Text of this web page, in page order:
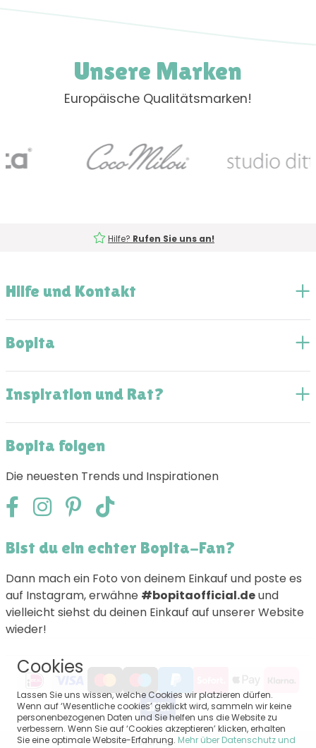
Unsere Marken
Europäische Qualitätsmarken!
Hilfe? Rufen Sie uns an!
Hilfe und Kontakt
Bopita
Inspiration und Rat?
Bopita folgen
Die neuesten Trends und Inspirationen
Bist du ein echter Bopita-Fan?
Dann mach ein Foto von deinem Einkauf und poste es
auf Instagram, erwähne #bopitaofficial.deund
vielleicht siehst du deinen Einkauf auf unserer Website
wieder!
Sitemap
Cookies
Lassen Sie uns wissen, welche Cookies wir platzieren dürfen.
Wenn auf ‘Wesentliche cookies’ geklickt wird, sammeln wir keine
personenbezogenen Daten und Sie helfen uns die Website zu
verbessern. Wenn Sie auf ‘Cookies akzeptieren’ klicken, erhalten
Sie eine optimale Website-Erfahrung. Mehr über Datenschutz und